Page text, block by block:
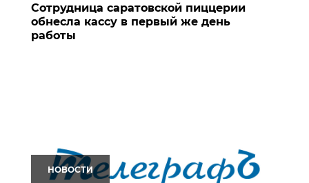
Сотрудница саратовской пиццерии
обнесла кассу в первый же день
работы
НОВОСТИ